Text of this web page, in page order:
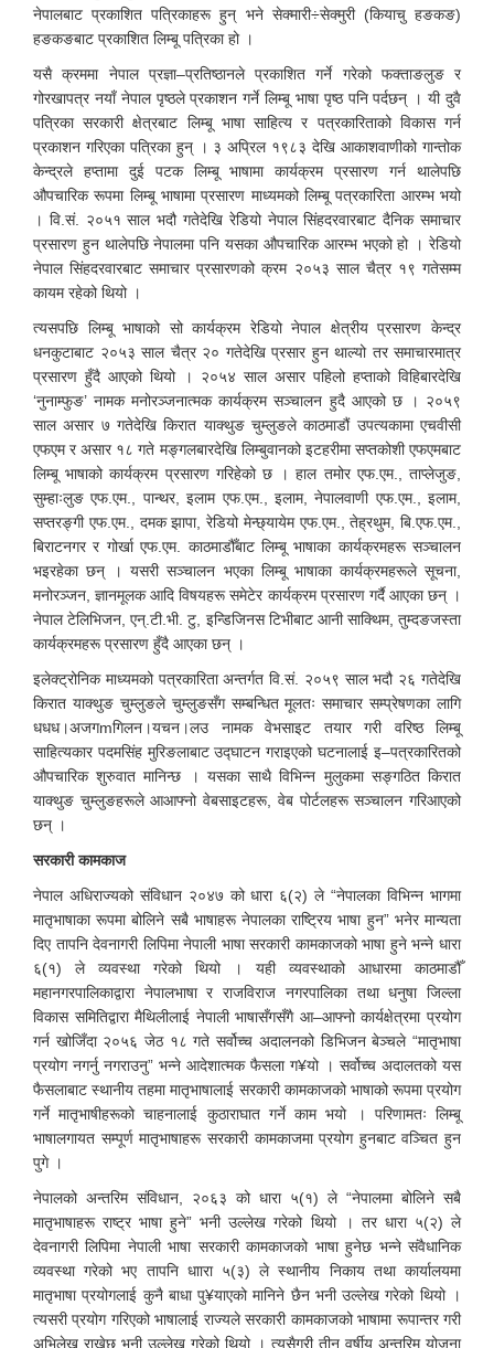
नेपालबाट प्रकाशित पत्रिकाहरू हुन् भने सेक्मारी÷सेक्मुरी (कियाचु हङकङ)
हङकङबाट प्रकाशित लिम्बू पत्रिका हो ।
यसै क्रममा नेपाल प्रज्ञा–प्रतिष्ठानले प्रकाशित गर्ने गरेको फक्ताङलुङ र
गोरखापत्र नयाँ नेपाल पृष्ठले प्रकाशन गर्ने लिम्बू भाषा पृष्ठ पनि पर्दछन् । यी दुवै
पत्रिका सरकारी क्षेत्रबाट लिम्बू भाषा साहित्य र पत्रकारिताको विकास गर्न
प्रकाशन गरिएका पत्रिका हुन् । ३ अप्रिल १९८३ देखि आकाशवाणीको गान्तोक
केन्द्रले हप्तामा दुई पटक लिम्बू भाषामा कार्यक्रम प्रसारण गर्न थालेपछि
औपचारिक रूपमा लिम्बू भाषामा प्रसारण माध्यमको लिम्बू पत्रकारिता आरम्भ भयो
। वि.सं. २०५१ साल भदौ गतेदेखि रेडियो नेपाल सिंहदरवारबाट दैनिक समाचार
प्रसारण हुन थालेपछि नेपालमा पनि यसका औपचारिक आरम्भ भएको हो । रेडियो
नेपाल सिंहदरवारबाट समाचार प्रसारणको क्रम २०५३ साल चैत्र १९ गतेसम्म
कायम रहेको थियो ।
त्यसपछि लिम्बू भाषाको सो कार्यक्रम रेडियो नेपाल क्षेत्रीय प्रसारण केन्द्र
धनकुटाबाट २०५३ साल चैत्र २० गतेदेखि प्रसार हुन थाल्यो तर समाचारमात्र
प्रसारण हुँदै आएको थियो । २०५४ साल असार पहिलो हप्ताको विहिबारदेखि
‘नुनाम्फुङ’ नामक मनोरञ्जनात्मक कार्यक्रम सञ्चालन हुदै आएको छ । २०५९
साल असार ७ गतेदेखि किरात याक्थुङ चुम्लुङले काठमाडौं उपत्यकामा एचवीसी
एफएम र असार १८ गते मङ्गलबारदेखि लिम्बुवानको इटहरीमा सप्तकोशी एफएमबाट
लिम्बू भाषाको कार्यक्रम प्रसारण गरिहेको छ । हाल तमोर एफ.एम., ताप्लेजुङ,
सुम्हाःलुङ एफ.एम., पान्थर, इलाम एफ.एम., इलाम, नेपालवाणी एफ.एम., इलाम,
सप्तरङ्गी एफ.एम., दमक झापा, रेडियो मेन्छ्यायेम एफ.एम., तेह्रथुम, बि.एफ.एम.,
बिराटनगर र गोर्खा एफ.एम. काठमाडौँबाट लिम्बू भाषाका कार्यक्रमहरू सञ्चालन
भइरहेका छन् । यसरी सञ्चालन भएका लिम्बू भाषाका कार्यक्रमहरूले सूचना,
मनोरञ्जन, ज्ञानमूलक आदि विषयहरू समेटेर कार्यक्रम प्रसारण गर्दै आएका छन् ।
नेपाल टेलिभिजन, एन्.टी.भी. टु, इन्डिजिनस टिभीबाट आनी साक्थिम, तुम्दङजस्ता
कार्यक्रमहरू प्रसारण हुँदै आएका छन् ।
इलेक्ट्रोनिक माध्यमको पत्रकारिता अन्तर्गत वि.सं. २०५९ साल भदौ २६ गतेदेखि
किरात याक्थुङ चुम्लुङले चुम्लुङसँग सम्बन्धित मूलतः समाचार सम्प्रेषणका लागि
धधध।अजगmगिलन।यचन।लउ नामक वेभसाइट तयार गरी वरिष्ठ लिम्बू
साहित्यकार पदमसिंह मुरिङलाबाट उद्घाटन गराइएको घटनालाई इ–पत्रकारितको
औपचारिक शुरुवात मानिन्छ । यसका साथै विभिन्न मुलुकमा सङ्गठित किरात
याक्थुङ चुम्लुङहरूले आआफ्नो वेबसाइटहरू, वेब पोर्टलहरू सञ्चालन गरिआएको
छन् ।
सरकारी कामकाज
नेपाल अधिराज्यको संविधान २०४७ को धारा ६(२) ले “नेपालका विभिन्न भागमा
मातृभाषाका रूपमा बोलिने सबै भाषाहरू नेपालका राष्ट्रिय भाषा हुन” भनेर मान्यता
दिए तापनि देवनागरी लिपिमा नेपाली भाषा सरकारी कामकाजको भाषा हुने भन्ने धारा
६(१) ले व्यवस्था गरेको थियो । यही व्यवस्थाको आधारमा काठमाडौँ
महानगरपालिकाद्वारा नेपालभाषा र राजविराज नगरपालिका तथा धनुषा जिल्ला
विकास समितिद्वारा मैथिलीलाई नेपाली भाषासँगसँगै आ–आफ्नो कार्यक्षेत्रमा प्रयोग
गर्न खोजिँदा २०५६ जेठ १८ गते सर्वोच्च अदालनको डिभिजन बेञ्चले “मातृभाषा
प्रयोग नगर्नु नगराउनु” भन्ने आदेशात्मक फैसला ग¥यो । सर्वोच्च अदालतको यस
फैसलाबाट स्थानीय तहमा मातृभाषालाई सरकारी कामकाजको भाषाको रूपमा प्रयोग
गर्ने मातृभाषीहरूको चाहनालाई कुठाराघात गर्ने काम भयो । परिणामतः लिम्बू
भाषालगायत सम्पूर्ण मातृभाषाहरू सरकारी कामकाजमा प्रयोग हुनबाट वञ्चित हुन
पुगे ।
नेपालको अन्तरिम संविधान, २०६३ को धारा ५(१) ले “नेपालमा बोलिने सबै
मातृभाषाहरू राष्ट्र भाषा हुने” भनी उल्लेख गरेको थियो । तर धारा ५(२) ले
देवनागरी लिपिमा नेपाली भाषा सरकारी कामकाजको भाषा हुनेछ भन्ने संवैधानिक
व्यवस्था गरेको भए तापनि धाारा ५(३) ले स्थानीय निकाय तथा कार्यालयमा
मातृभाषा प्रयोगलाई कुनै बाधा पु¥याएको मानिने छैन भनी उल्लेख गरेको थियो ।
त्यसरी प्रयोग गरिएको भाषालाई राज्यले सरकारी कामकाजको भाषामा रूपान्तर गरी
अभिलेख राख्नेछ भनी उल्लेख गरेको थियो । त्यसैगरी तीन वर्षीय अन्तरिम योजना